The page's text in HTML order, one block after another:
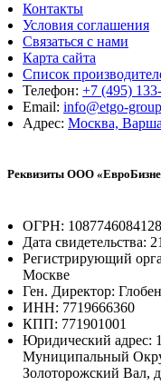
Контакты
Условия соглашения
Связаться с нами
Карта сайта
Список
Телефон: +7 (495)
Email: info@etgo-
Адрес: Москва,
Реквизиты ООО
ОГРН: 1087746084128
Дата свидетельства:
Регистрирующий
Москве
Ген. Директор:
ИНН: 7719666360
КПП: 771901001
Юридический адрес:
Муниципальный
Золоторожский Вал,